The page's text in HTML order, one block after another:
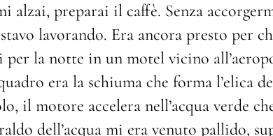
alzai, preparai il caffè. Senza
lavorando. Era ancora presto per
per la notte in un motel vicino
era la schiuma che forma l’elica
il motore accelera nell’acqua verde
dell’acqua mi era venuto pallido,